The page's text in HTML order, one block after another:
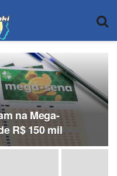
na Mega-
R$ 150 mil